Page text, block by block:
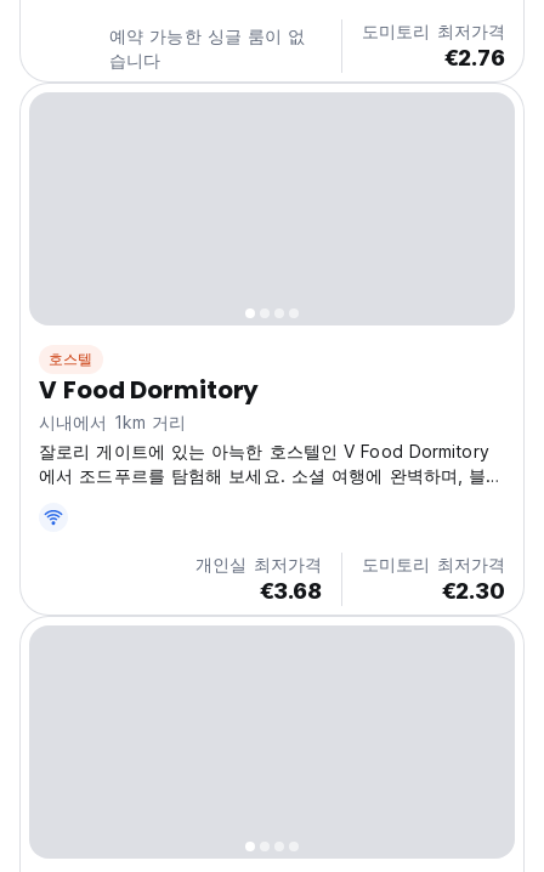
예약 가능한 싱글 룸이 없
습니다
도미토리 최저가격
€2.76
호스텔
V Food Dormitory
시내에서 1km 거리
잘로리 게이트에 있는 아늑한 호스텔인 V Food Dormitory
에서 조드푸르를 탐험해 보세요. 소셜 여행에 완벽하며, 블루
translated from original language)
개인실 최저가격
€3.68
도미토리 최저가격
€2.30